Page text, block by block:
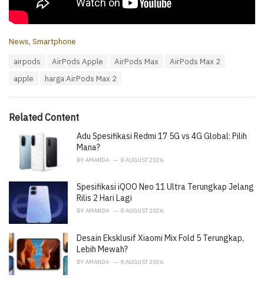
C
i
News, Smartphone
airpods AirPods Apple AirPods Max
AirPods Max 2
apple
harga AirPods Max 2
Related Content
Adu Spesifikasi Redmi 17 5G vs 4G Global: Pilih
Mana?
BY AMANDA 8 AUGUST 2026
Spesifikasi iQOO Neo 11 Ultra Terungkap Jelang
Rilis 2 Hari Lagi
BY AMANDA 8 AUGUST 2026
Desain Eksklusif Xiaomi Mix Fold 5 Terungkap,
Lebih Mewah?
BY AMANDA 8 AUGUST 2026